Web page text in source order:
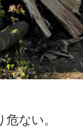
ない。